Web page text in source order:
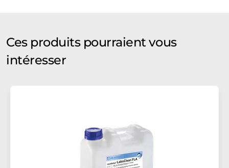
Ces produits pourraient vous
intéresser